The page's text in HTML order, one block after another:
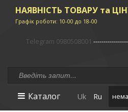
НАЯВНІСТЬ ТОВАРУ та
Графік роботи: 10-00 до 18-00
Telegram 0980508001
Uk Ru
Каталог